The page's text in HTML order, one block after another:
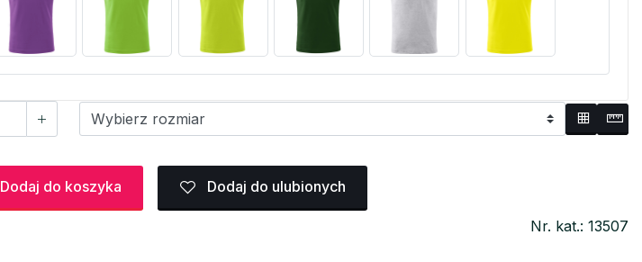
Dodaj do koszyka Dodaj do ulubionych
Nr. kat.: 13507